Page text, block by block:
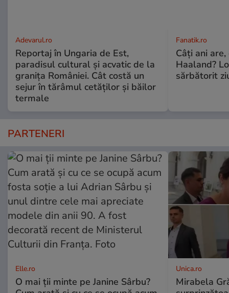
Adevarul.ro
Reportaj în Ungaria de Est,
paradisul cultural și acvatic de la
granița României. Cât costă un
sejur în tărâmul cetăților și băilor
termale
Fanatik.ro
Câți ani
Haaland?
sărbătorit
PARTENERI
Elle.ro
O mai ții minte pe Janine Sârbu?
Unica.ro
Mirabela